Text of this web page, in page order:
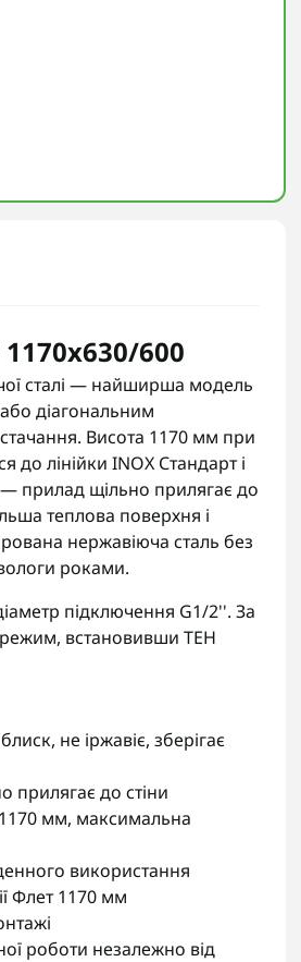
600
сталі — найширша модель
діагональним
Висота 1170 мм при
до лінійки INOX Стандарт і
прилад щільно прилягає до
теплова поверхня і
нержавіюча сталь без
роками.
підключення G1/2''. За
встановивши ТЕН
не іржавіє, зберігає
до стіни
мм, максимальна
використання
Флет 1170 мм
роботи незалежно від